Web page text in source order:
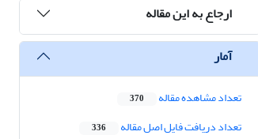
ارجاع به این مقاله
آمار
تعداد مشاهده مقاله 370
تعداد دریافت فایل اصل مقاله 336